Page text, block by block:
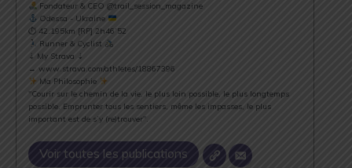
Fondateur & CEO @trail_session_magazine
Odessa - Ukraine
⏱ 42.195km [RP] 2h46’52
Runner & Cyclist
⇣ My Strava ⇣
→ www.strava.com/athletes/18867396
Ma Philosophie
"Courir sur le chemin de la vie, le plus loin possible, le plus longtemps
possible. Emprunter tous les sentiers, même les impasses, le plus
important est de s’y (re)trouver".
Voir toutes les publications